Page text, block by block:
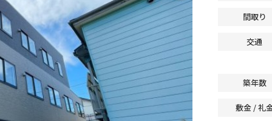
間取り
交通
築年数
敷金 / 礼